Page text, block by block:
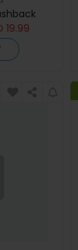
19.99